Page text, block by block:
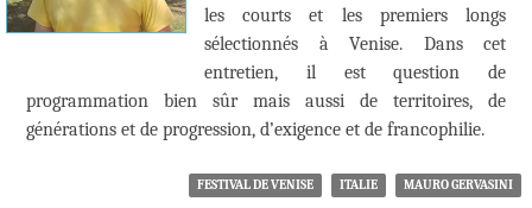
les courts et les premiers longs
sélectionnés à Venise. Dans cet
entretien, il est question de
programmation bien sûr mais aussi de territoires, de
générations et de progression, d’exigence et de francophilie.
FESTIVAL DE VENISE ITALIE MAURO GERVASINI